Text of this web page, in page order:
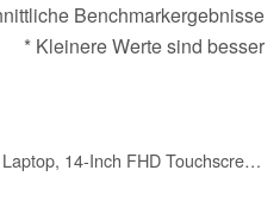
Benchmarkergebnisse
* Kleinere Werte sind besser
Dell Latitude 5431 Laptop, 14-Inch FHD Touchscreen, Intel Core i5-1250P Processor 16GB RAM, 256GB SSD, Backlit Keyboard, Webcam, Intel Integrated Graphics, Windows 11 Pro + Accessories